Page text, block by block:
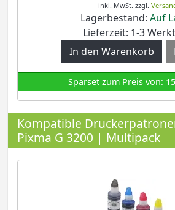
inkl. MwSt. zzgl.
Lagerbestand: Auf
Lieferzeit: 1-3
Sparset zum Preis von:
Kompatible
Pixma G 3200 | Multipack